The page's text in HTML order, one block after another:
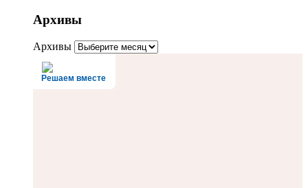
Архивы
Архивы
Решаем вместе